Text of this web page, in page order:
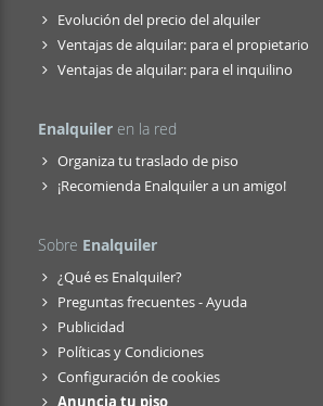
Evolución del precio del alquiler
Ventajas de alquilar: para el propietario
Ventajas de alquilar: para el inquilino
Enalquiler en la red
Organiza tu traslado de piso
¡Recomienda Enalquiler a un amigo!
Sobre Enalquiler
¿Qué es Enalquiler?
Preguntas frecuentes - Ayuda
Publicidad
Políticas y Condiciones
Configuración de cookies
Anuncia tu piso